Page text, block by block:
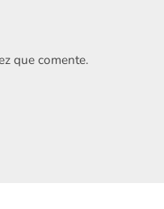
que comente.